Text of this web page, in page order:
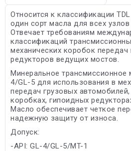
Относится к классификации
один сорт масла для всех узлов
Отвечает требованиям
классификаций
механических коробок передач
редукторов ведущих мостов.
Минеральное трансмиссионное
4/GL-5 для использования в
передач грузовых
коробках, гипоидных
Масло обеспечивает четкое
надежную защиту от износа.
Допуск:
-API: GL-4/GL-5/MT-1